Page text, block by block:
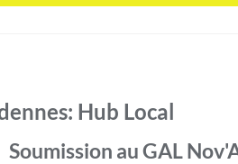
Hub Local
Soumission au GAL